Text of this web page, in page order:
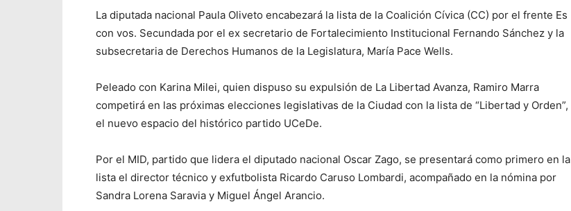
La diputada nacional Paula Oliveto encabezará la lista de la Coalición Cívica (CC) por el frente Es
con vos. Secundada por el ex secretario de Fortalecimiento Institucional Fernando Sánchez y la
subsecretaria de Derechos Humanos de la Legislatura, María Pace Wells.
Peleado con Karina Milei, quien dispuso su expulsión de La Libertad Avanza, Ramiro Marra
competirá en las próximas elecciones legislativas de la Ciudad con la lista de “Libertad y Orden”,
el nuevo espacio del histórico partido UCeDe.
Por el MID, partido que lidera el diputado nacional Oscar Zago, se presentará como primero en la
lista el director técnico y exfutbolista Ricardo Caruso Lombardi, acompañado en la nómina por
Sandra Lorena Saravia y Miguel Ángel Arancio.